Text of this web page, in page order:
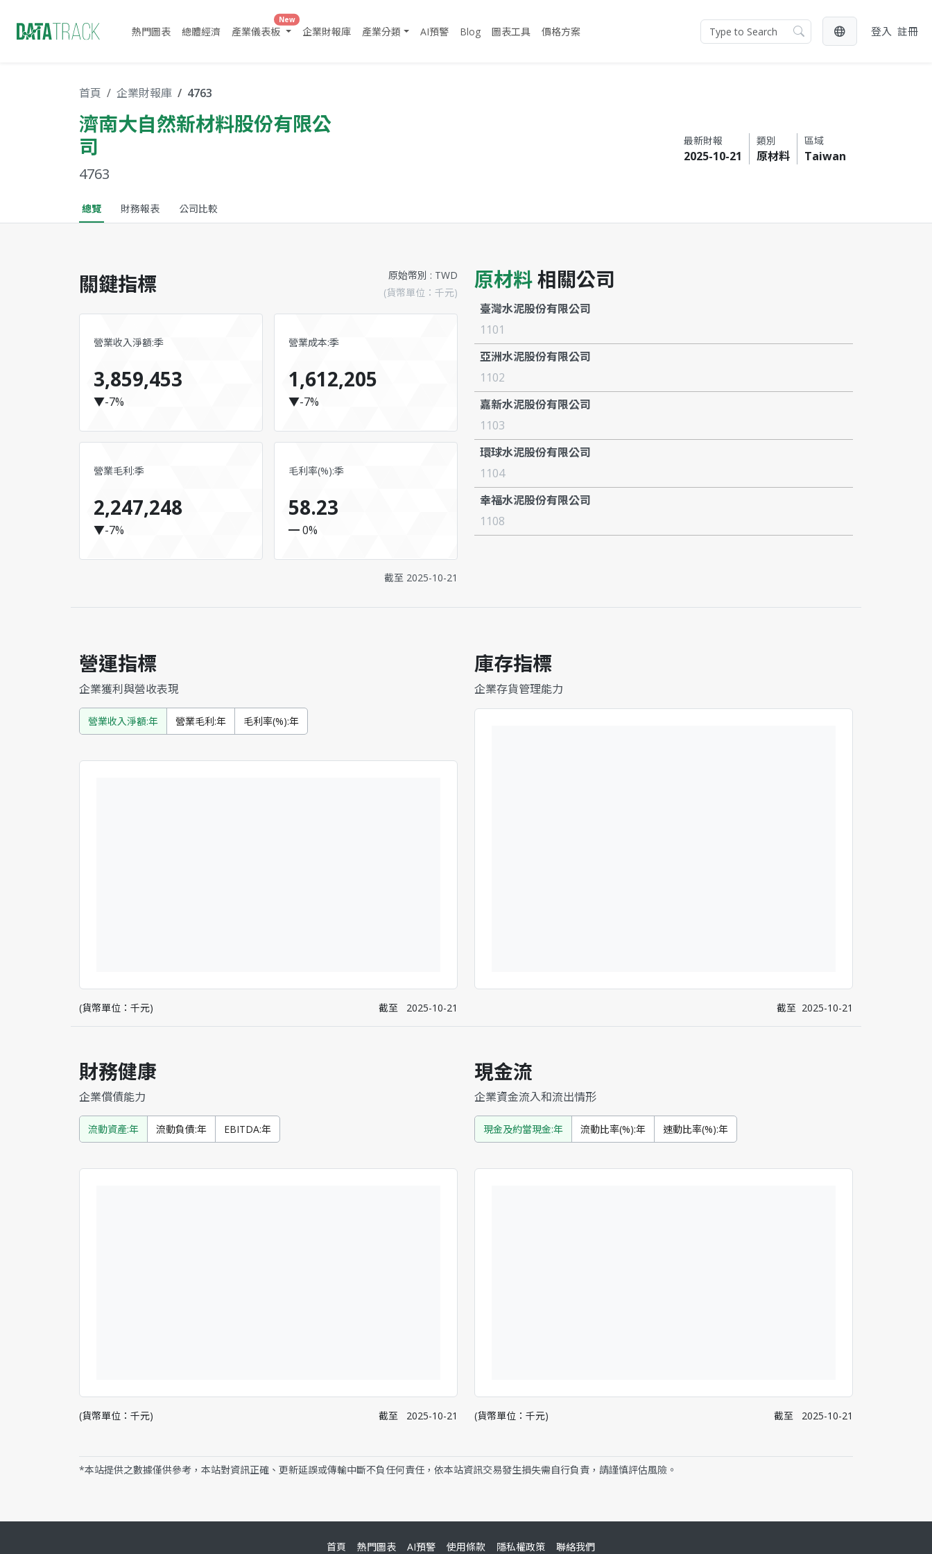
熱門圖表 總體經濟 產業儀表板
New
企業財報庫 產業分類 AI預警 Blog 圖表工具 價格方案 登入 註冊
首頁 企業財報庫 4763
濟南大自然新材料股份有限公
司
4763
最新財報
2025-10-21
類別
原材料
區域
Taiwan
總覽 財務報表 公司比較
關鍵指標
原始幣別 : TWD
(貨幣單位：千元)
營業收入淨額:季
3,859,453
▼-7%
營業成本:季
1,612,205
▼-7%
營業毛利:季
2,247,248
▼-7%
毛利率(%):季
58.23
━ 0%
截至 2025-10-21
原材料相關公司
臺灣水泥股份有限公司
1101
亞洲水泥股份有限公司
1102
嘉新水泥股份有限公司
1103
環球水泥股份有限公司
1104
幸福水泥股份有限公司
1108
營運指標
企業獲利與營收表現
營業收入淨額:年 營業毛利:年 毛利率(%):年
(貨幣單位：千元) 截至 2025-10-21
庫存指標
企業存貨管理能力
截至 2025-10-21
財務健康
企業償債能力
流動資產:年 流動負債:年 EBITDA:年
(貨幣單位：千元) 截至 2025-10-21
現金流
企業資金流入和流出情形
現金及約當現金:年 流動比率(%):年 速動比率(%):年
(貨幣單位：千元) 截至 2025-10-21
*本站提供之數據僅供參考，本站對資訊正確、更新延誤或傳輸中斷不負任何責任，依本站資訊交易發生損失需自行負責，請謹慎評估風險。
首頁 熱門圖表 AI預警 使用條款 隱私權政策 聯絡我們